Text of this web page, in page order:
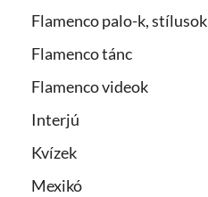
Flamenco palo-k, stílusok
Flamenco tánc
Flamenco videok
Interjú
Kvízek
Mexikó